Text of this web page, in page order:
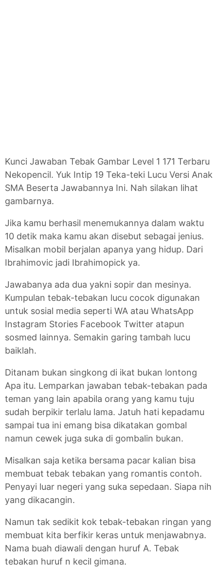
Kunci Jawaban Tebak Gambar Level 1 171 Terbaru
Nekopencil. Yuk Intip 19 Teka-teki Lucu Versi Anak
SMA Beserta Jawabannya Ini. Nah silakan lihat
gambarnya.
Jika kamu berhasil menemukannya dalam waktu
10 detik maka kamu akan disebut sebagai jenius.
Misalkan mobil berjalan apanya yang hidup. Dari
Ibrahimovic jadi Ibrahimopick ya.
Jawabanya ada dua yakni sopir dan mesinya.
Kumpulan tebak-tebakan lucu cocok digunakan
untuk sosial media seperti WA atau WhatsApp
Instagram Stories Facebook Twitter atapun
sosmed lainnya. Semakin garing tambah lucu
baiklah.
Ditanam bukan singkong di ikat bukan lontong
Apa itu. Lemparkan jawaban tebak-tebakan pada
teman yang lain apabila orang yang kamu tuju
sudah berpikir terlalu lama. Jatuh hati kepadamu
sampai tua ini emang bisa dikatakan gombal
namun cewek juga suka di gombalin bukan.
Misalkan saja ketika bersama pacar kalian bisa
membuat tebak tebakan yang romantis contoh.
Penyayi luar negeri yang suka sepedaan. Siapa nih
yang dikacangin.
Namun tak sedikit kok tebak-tebakan ringan yang
membuat kita berfikir keras untuk menjawabnya.
Nama buah diawali dengan huruf A. Tebak
tebakan huruf n kecil gimana.